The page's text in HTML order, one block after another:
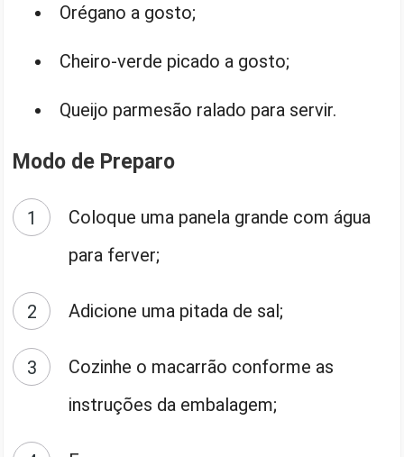
Orégano a gosto;
Cheiro-verde picado a gosto;
Queijo parmesão ralado para servir.
Modo de Preparo
Coloque uma panela grande com água
para ferver;
Adicione uma pitada de sal;
Cozinhe o macarrão conforme as
instruções da embalagem;